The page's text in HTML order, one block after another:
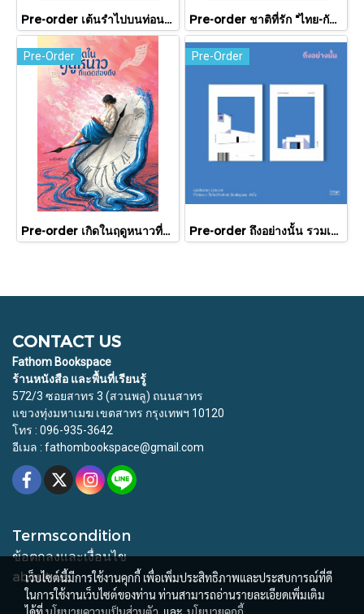
Pre-order เต้นรำไปบนท่อนแขนอ่อนนุ่ม / นทธี ศศิวิมล / Pandora Press Pre-order ชาติที่รัก "ไทย-กัมพูชา" กับเส้นสมมติ / พวงทอง ภวัครพันธุ์ / มติชน
Pre-Order
Pre-order เกิดในฤดูหนาวที่แดดส่องถึง / นทธี ศศิวิมล / Pandora Press
Pre-Order
Pre-order ถึงอย่างนั้น รวมเรื่องสั้น / ภู่มณี ศิริพรไพบูลย์ / สำนักพิมพ์ตำหนัก
CONTACT US
Fathom Bookspace
ร้านหนังสือ และพื้นที่เรียนรู้
572/3 ซอยสาทร 3 (สวนพลู) ถนนสาทร
แขวงทุ่งมหาเมฆ เขตสาทร กรุงเทพฯ 10120
โทร : 096-935-3642
อีเมล : fathombookspace@gmail.com
Termscondition
ข้อตกลงและเงื่อนไข
about us
เว็บไซต์นี้มีการใช้งานคุกกี้ เพื่อเพิ่มประสิทธิภาพและประสบการณ์ที่ดี
ในการใช้งานเว็บไซต์ของท่าน ท่านสามารถอ่านรายละเอียดเพิ่มเติม